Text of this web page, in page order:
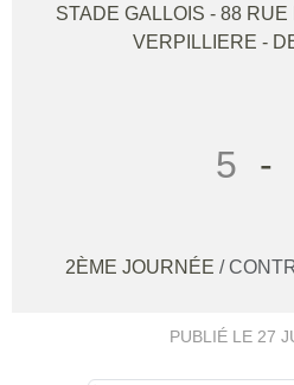
STADE GALLOIS - 88 RUE
VERPILLIERE -
5 -
2ÈME JOURNÉE /
PUBLIÉ LE 27